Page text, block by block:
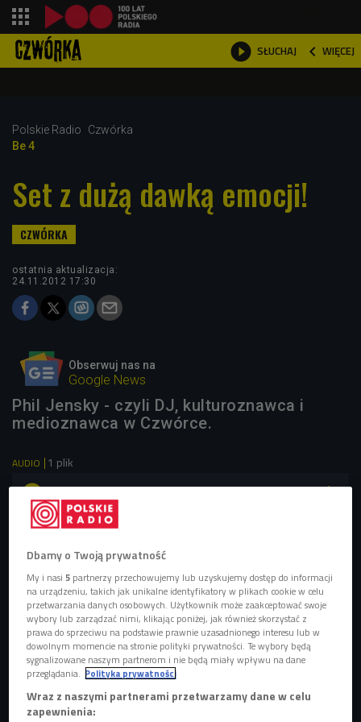
 SŁUCHAJ  WIĘCEJ

Polskie Radio
Czwórka
Be 4
Set z dużą dawką emocji!
ostatnia aktualizacja:
24.11.2012 17:30
Obserwuj nas na
Google News
Phil Jensky - czyli DJ, kulturoznawca i
medioznawca w Czwórce.
AUDIO 1 plik
 
Phil Jensky w Czwórce
Gościem audycji"BE4"jestPhil Jenskyz Krakowa.
Występuje jako DJ od 2005 roku. Jego talent zauważyła
amerykańska wytwórnia "DJ Friendly Records" i
zaproponowała mu nagranie albumu - kompilacji, wydanej
pod nazwą "Deep Night For Resting". Grał na dwóch dużych
festiwalach - "Carling Leeds Festival" w Anglii (2007) i
"Burn Selector Festival" (2011). Brał udział w wielu akcjach
Dbamy o Twoją prywatność
My i nasi5 partnerzy przechowujemy lub uzyskujemy dostęp do informacji
na urządzeniu, takich jak unikalne identyfikatory w plikach cookie w celu
przetwarzania danych osobowych. Użytkownik może zaakceptować swoje
wybory lub zarządzać nimi, klikając poniżej, jak również skorzystać z
prawa do sprzeciwu na podstawie prawnie uzasadnionego interesu lub w
dowolnym momencie na stronie polityki prywatności. Te wybory będą
sygnalizowane naszym partnerom i nie będą miały wpływu na dane
przeglądania. Polityka prywatności
Wraz z naszymi partnerami przetwarzamy dane w celu
zapewnienia: